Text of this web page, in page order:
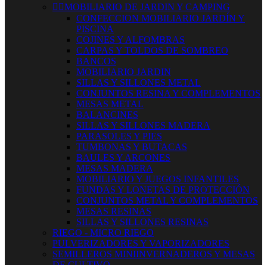
 MOBILIARIO DE JARDIN Y CAMPING
CONFECCION MOBILIARIO JARDÍN Y
PISCINA
COJINES Y ALFOMBRAS
CARPAS Y TOLDOS DE SOMBREO
BANCOS
MOBILIARIO JARDIN
SILLAS Y SILLONES METAL
CONJUNTOS RESINA Y COMPLEMENTOS
MESAS METAL
BALANCINES
SILLAS Y SILLONES MADERA
PARASOLES Y PIES
TUMBONAS Y BUTACAS
BAULES Y ARCONES
MESAS MADERA
MOBILIARIO Y JUEGOS INFANTILES
FUNDAS Y LONETAS DE PROTECCIÓN
CONJUNTOS METAL Y COMPLEMENTOS
MESAS RESINAS
SILLAS Y SILLONES RESINAS
RIEGO - MICRO RIEGO
PULVERIZADORES Y VAPORIZADORES
SEMILLEROS MINIINVERNADEROS Y MESAS